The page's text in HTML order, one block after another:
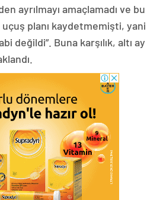
ayrılmayı amaçlamadı ve bu
planı kaydetmemişti, yani
değildi”. Buna karşılık, altı ay